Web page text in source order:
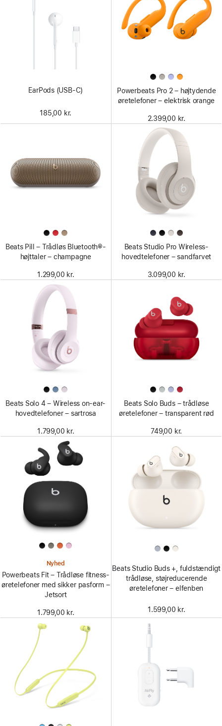
EarPods (USB-C)
185,00 kr.
Powerbeats Pro 2 – højtydende
øretelefoner – elektrisk orange
2.399,00 kr.
Beats Pill – Trådløs Bluetooth®-
højttaler – champagne
1.299,00 kr.
Beats Studio Pro Wireless-
hovedtelefoner – sandfarvet
3.099,00 kr.
Beats Solo 4 – Wireless on-ear-
hovedtelefoner – sartrosa
1.799,00 kr.
Beats Solo Buds – trådløse
øretelefoner – transparent rød
749,00 kr.
Nyhed
Powerbeats Fit – Trådløse fitness-
øretelefoner med sikker pasform –
Jetsort
1.799,00 kr.
Beats Studio Buds +, fuldstændigt
trådløse, støjreducerende
øretelefoner – elfenben
1.599,00 kr.